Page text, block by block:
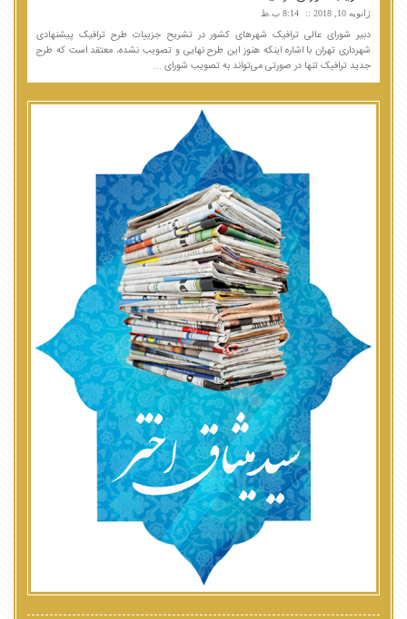
ژانویه 10, 2018 8:14 ب.ظ
دبیر شورای عالی ترافیک شهرهای کشور در تشریح جزییات طرح ترافیک پیشنهادی
شهرداری تهران با اشاره اینکه هنوز این طرح نهایی و تصویب نشده، معتقد است که طرح
جدید ترافیک تنها در صورتی می‌تواند به تصویب شورای ...